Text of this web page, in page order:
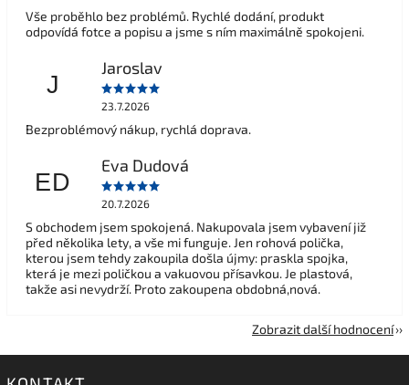
Vše proběhlo bez problémů. Rychlé dodání, produkt
odpovídá fotce a popisu a jsme s ním maximálně spokojeni.
J
Jaroslav
23.7.2026
Bezproblémový nákup, rychlá doprava.
ED
Eva Dudová
20.7.2026
S obchodem jsem spokojená. Nakupovala jsem vybavení již
před několika lety, a vše mi funguje. Jen rohová polička,
kterou jsem tehdy zakoupila došla újmy: praskla spojka,
která je mezi poličkou a vakuovou přísavkou. Je plastová,
takže asi nevydrží. Proto zakoupena obdobná,nová.
Zobrazit další hodnocení